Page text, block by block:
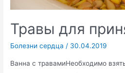
Травы для
Болезни сердца / 30.04.2019
Ванна с травамиНеобходимо